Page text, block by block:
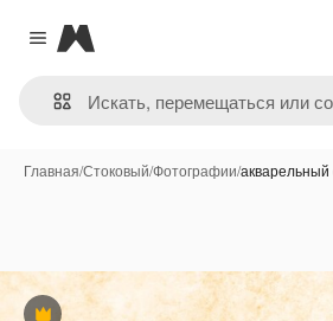
Close menu
Magnific
Главная/Стоковый/Фотографии/